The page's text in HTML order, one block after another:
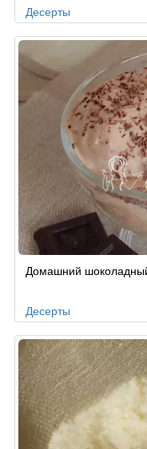
Десерты
Домашний
Десерты